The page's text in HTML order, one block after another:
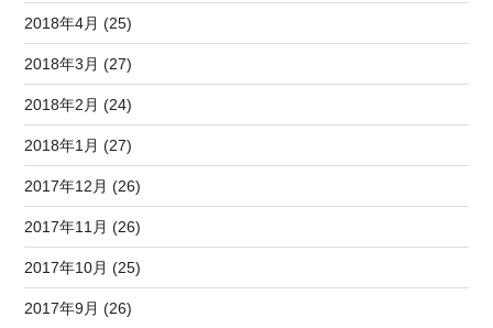
2018年4月 (25)
2018年3月 (27)
2018年2月 (24)
2018年1月 (27)
2017年12月 (26)
2017年11月 (26)
2017年10月 (25)
2017年9月 (26)